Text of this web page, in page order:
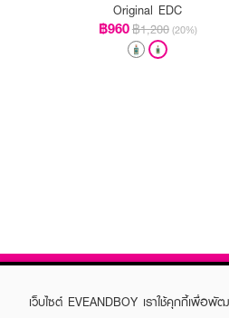
Original EDC
฿960฿1,200 (20%)
เว็บไซต์ EVEANDBOY เราใช้คุกกี้เพื่อ